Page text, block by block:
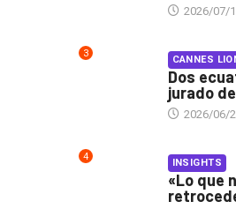
2026/07/
3 CANNES
Dos
jurado
2026/06/
4 INSIGHTS
«Lo que